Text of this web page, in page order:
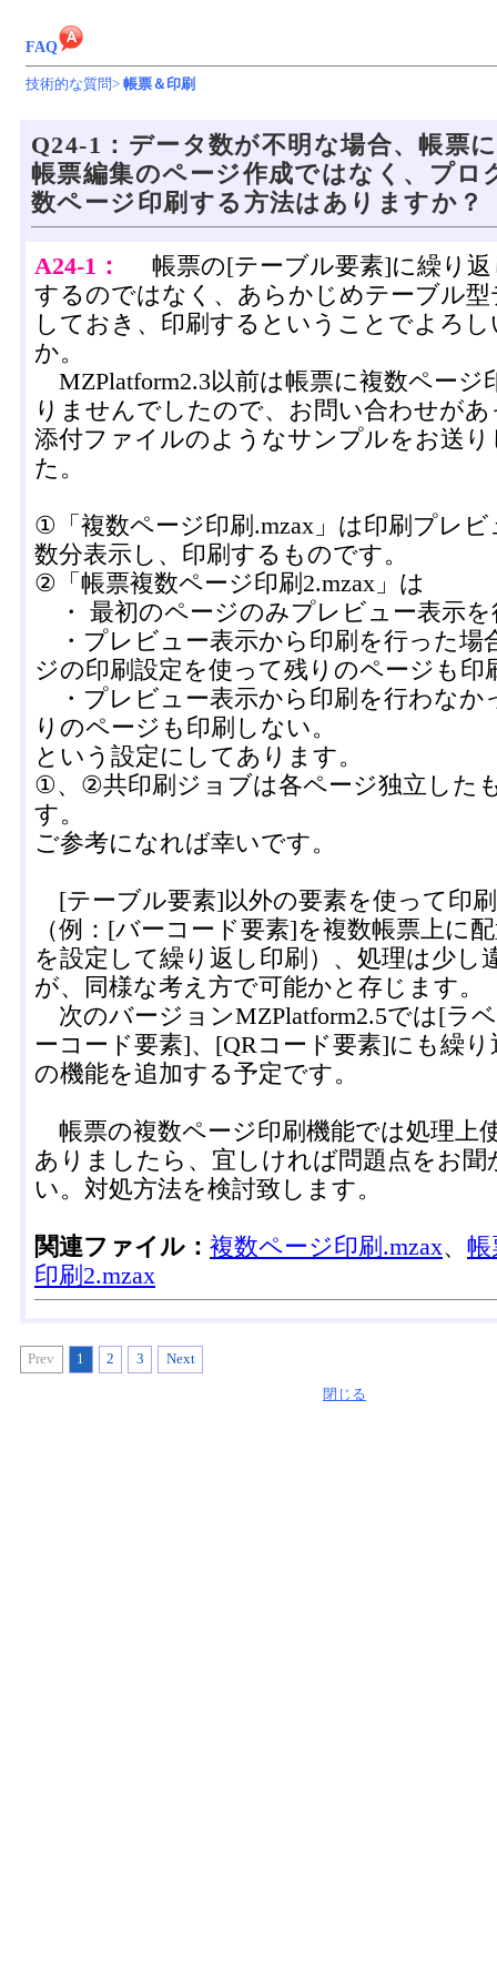
FAQ
技術的な質問> 帳票＆印刷
Q24-1：データ数が不明な場合、帳票
帳票編集のページ作成ではなく、プロ
数ページ印刷する方法はありますか？
A24-1：
帳票の[テーブル要素]に繰り返
するのではなく、あらかじめテーブル型
しておき、印刷するということでよろ
か。
MZPlatform2.3以前は帳票に複数ページ
りませんでしたので、お問い合わせが
添付ファイルのようなサンプルをお送
た。
①「複数ページ印刷.mzax」は印刷プレビ
数分表示し、印刷するものです。
②「帳票複数ページ印刷2.mzax」は
・ 最初のページのみプレビュー表示を
・プレビュー表示から印刷を行った場
ジの印刷設定を使って残りのページも印
・プレビュー表示から印刷を行わなか
りのページも印刷しない。
という設定にしてあります。
①、②共印刷ジョブは各ページ独立した
す。
ご参考になれば幸いです。
[テーブル要素]以外の要素を使って印
（例：[バーコード要素]を複数帳票上に
を設定して繰り返し印刷）、処理は少し
が、同様な考え方で可能かと存じます。
次のバージョンMZPlatform2.5では[ラ
ーコード要素]、[QRコード要素]にも繰
の機能を追加する予定です。
帳票の複数ページ印刷機能では処理上
ありましたら、宜しければ問題点をお聞
い。対処方法を検討致します。
関連ファイル： 複数ページ印刷.mzax、 帳
印刷2.mzax
Prev 1 2 3 Next
閉じる